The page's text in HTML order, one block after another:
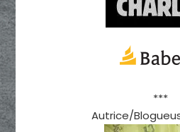
***
Autrice/